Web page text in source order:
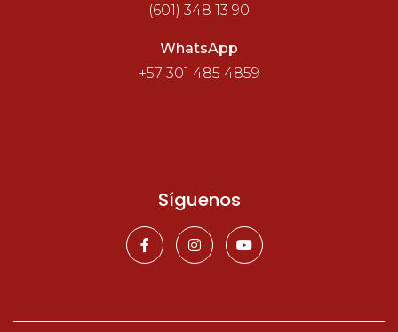
(601) 348 13 90
WhatsApp
+57 301 485 4859
Síguenos